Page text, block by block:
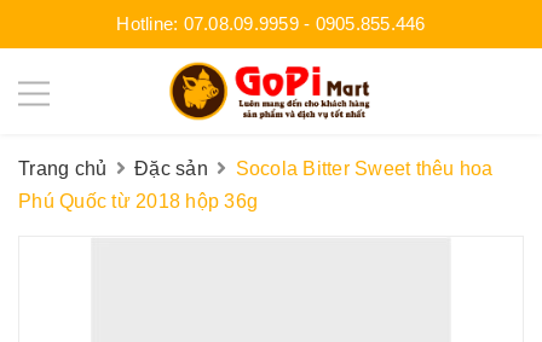
Hotline: 07.08.09.9959- 0905.855.446
Trang chủ Đặc sản
Socola Bitter Sweet thêu hoa
Phú Quốc từ 2018 hộp 36g